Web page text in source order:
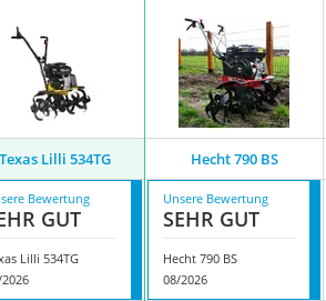
Texas Lilli 534TG Hecht 790 BS
Bewertung
GUT
Lilli 534TG
Unsere Bewertung
SEHR GUT
Hecht 790 BS
08/2026